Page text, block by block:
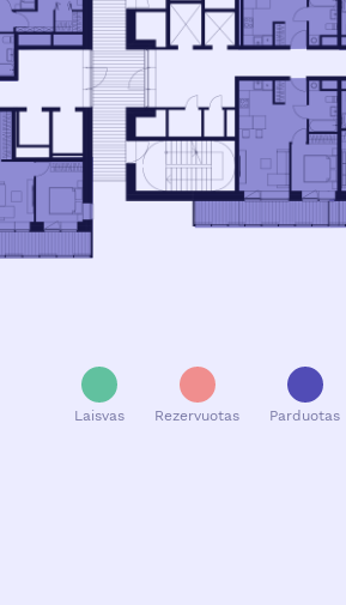
Laisvas Rezervuotas Parduotas